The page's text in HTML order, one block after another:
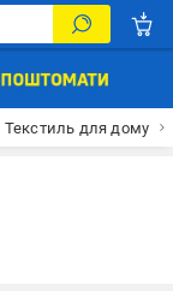
Текстиль для дому